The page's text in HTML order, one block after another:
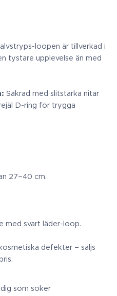
loopen är tillverkad i
tystare upplevelse än med
Säkrad med slitstarka nitar
D-ring för trygga
27–40 cm.
med svart läder-loop.
defekter – säljs
som söker